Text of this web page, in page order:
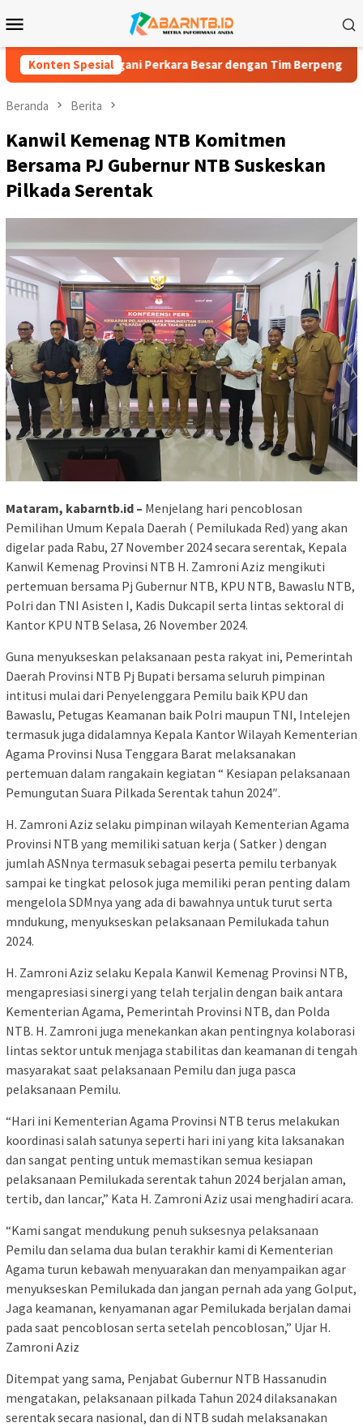
ke
Mobile
Konten Spesial
Perkara Besar dengan Tim Berpengalaman Gita
Beranda Berita
Kanwil Kemenag NTB Komitmen
Bersama PJ Gubernur NTB Suskeskan
Pilkada Serentak
Mataram, kabarntb.id – Menjelang hari pencoblosan
Pemilihan Umum Kepala Daerah ( Pemilukada Red) yang akan
digelar pada Rabu, 27 November 2024 secara serentak, Kepala
Kanwil Kemenag Provinsi NTB H. Zamroni Aziz mengikuti
pertemuan bersama Pj Gubernur NTB, KPU NTB, Bawaslu NTB,
Polri dan TNI Asisten I, Kadis Dukcapil serta lintas sektoral di
Kantor KPU NTB Selasa, 26 November 2024.
Guna menyukseskan pelaksanaan pesta rakyat ini, Pemerintah
Daerah Provinsi NTB Pj Bupati bersama seluruh pimpinan
intitusi mulai dari Penyelenggara Pemilu baik KPU dan
Bawaslu, Petugas Keamanan baik Polri maupun TNI, Intelejen
termasuk juga didalamnya Kepala Kantor Wilayah Kementerian
Agama Provinsi Nusa Tenggara Barat melaksanakan
pertemuan dalam rangakain kegiatan “ Kesiapan pelaksanaan
Pemungutan Suara Pilkada Serentak tahun 2024″.
H. Zamroni Aziz selaku pimpinan wilayah Kementerian Agama
Provinsi NTB yang memiliki satuan kerja ( Satker ) dengan
jumlah ASNnya termasuk sebagai peserta pemilu terbanyak
sampai ke tingkat pelosok juga memiliki peran penting dalam
mengelola SDMnya yang ada di bawahnya untuk turut serta
mndukung, menyukseskan pelaksanaan Pemilukada tahun
2024.
H. Zamroni Aziz selaku Kepala Kanwil Kemenag Provinsi NTB,
mengapresiasi sinergi yang telah terjalin dengan baik antara
Kementerian Agama, Pemerintah Provinsi NTB, dan Polda
NTB. H. Zamroni juga menekankan akan pentingnya kolaborasi
lintas sektor untuk menjaga stabilitas dan keamanan di tengah
masyarakat saat pelaksanaan Pemilu dan juga pasca
pelaksanaan Pemilu.
“Hari ini Kementerian Agama Provinsi NTB terus melakukan
koordinasi salah satunya seperti hari ini yang kita laksanakan
dan sangat penting untuk memastikan semua kesiapan
pelaksanaan Pemilukada serentak tahun 2024 berjalan aman,
tertib, dan lancar,” Kata H. Zamroni Aziz usai menghadiri acara.
“Kami sangat mendukung penuh suksesnya pelaksanaan
Pemilu dan selama dua bulan terakhir kami di Kementerian
Agama turun kebawah menyuarakan dan menyampaikan agar
menyukseskan Pemilukada dan jangan pernah ada yang Golput,
Jaga keamanan, kenyamanan agar Pemilukada berjalan damai
pada saat pencoblosan serta setelah pencoblosan,” Ujar H.
Zamroni Aziz
Ditempat yang sama, Penjabat Gubernur NTB Hassanudin
mengatakan, pelaksanaan pilkada Tahun 2024 dilaksanakan
serentak secara nasional, dan di NTB sudah melaksanakan